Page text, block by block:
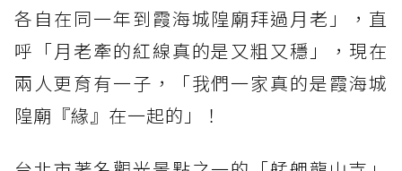
各自在同一年到霞海城隍廟拜過月老」，直
呼「月老牽的紅線真的是又粗又穩」，現在
兩人更育有一子，「我們一家真的是霞海城
隍廟『緣』在一起的」！